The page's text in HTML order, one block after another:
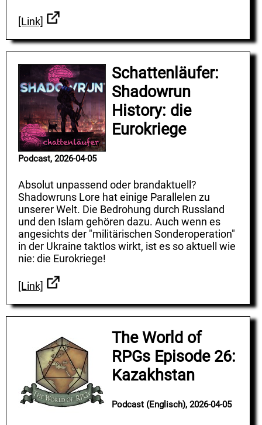
[Link]
Schattenläufer:
Shadowrun
History: die
Eurokriege
Podcast, 2026-04-05
Absolut unpassend oder brandaktuell?
Shadowruns Lore hat einige Parallelen zu
unserer Welt. Die Bedrohung durch Russland
und den Islam gehören dazu. Auch wenn es
angesichts der "militärischen Sonderoperation"
in der Ukraine taktlos wirkt, ist es so aktuell wie
nie: die Eurokriege!
[Link]
The World of
RPGs Episode 26:
Kazakhstan
Podcast (Englisch), 2026-04-05